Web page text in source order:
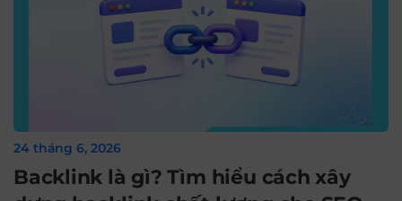
24 tháng 6, 2026
Backlink là gì? Tìm hiểu cách xây